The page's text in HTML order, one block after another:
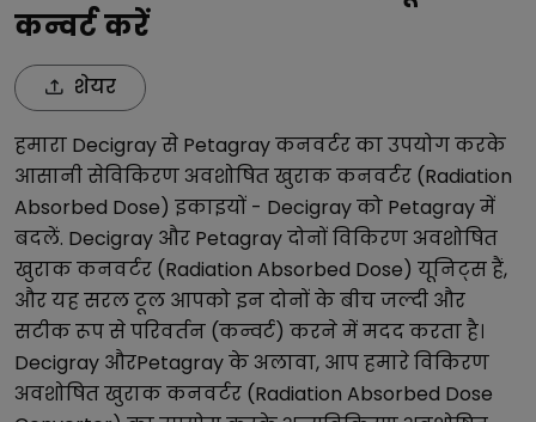
कन्वर्ट करें
शेयर
हमारा Decigrayसे Petagrayकनवर्टर का उपयोग करके
आसानी सेविकिरण अवशोषित खुराक कनवर्टर (Radiation
Absorbed Dose) इकाइयों - Decigrayको Petagrayमें
बदलें. Decigray और Petagrayदोनोंविकिरण अवशोषित
खुराक कनवर्टर (Radiation Absorbed Dose) यूनिट्स हैं,
और यह सरल टूल आपको इन दोनों के बीच जल्दी और
सटीक रूप से परिवर्तन (कन्वर्ट) करने में मदद करता है।
Decigray औरPetagrayके अलावा, आप हमारेविकिरण
अवशोषित खुराक कनवर्टर (Radiation Absorbed Dose